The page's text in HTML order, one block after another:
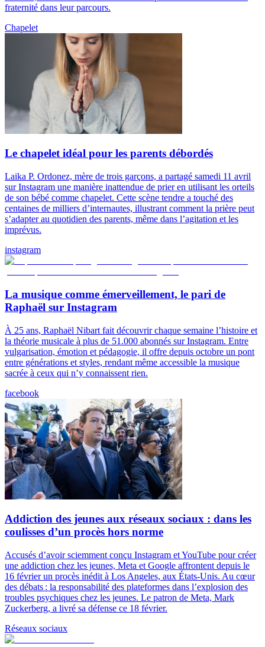
fraternité dans leur parcours.
Chapelet
Le chapelet idéal pour les parents débordés
Laika P. Ordonez, mère de trois garçons, a partagé samedi 11 avril
sur Instagram une manière inattendue de prier en utilisant les orteils
de son bébé comme chapelet. Cette scène tendre a touché des
centaines de milliers d’internautes, illustrant comment la prière peut
s’adapter au quotidien des parents, même dans l’agitation et les
imprévus.
instagram
La musique comme émerveillement, le pari de
Raphaël sur Instagram
À 25 ans, Raphaël Nibart fait découvrir chaque semaine l’histoire et
la théorie musicale à plus de 51.000 abonnés sur Instagram. Entre
vulgarisation, émotion et pédagogie, il offre depuis octobre un pont
entre générations et styles, rendant même accessible la musique
sacrée à ceux qui n’y connaissent rien.
facebook
Addiction des jeunes aux réseaux sociaux : dans les
coulisses d’un procès hors norme
Accusés d’avoir sciemment conçu Instagram et YouTube pour créer
une addiction chez les jeunes, Meta et Google affrontent depuis le
16 février un procès inédit à Los Angeles, aux États-Unis. Au cœur
des débats : la responsabilité des plateformes dans l’explosion des
troubles psychiques chez les jeunes. Le patron de Meta, Mark
Zuckerberg, a livré sa défense ce 18 février.
Réseaux sociaux